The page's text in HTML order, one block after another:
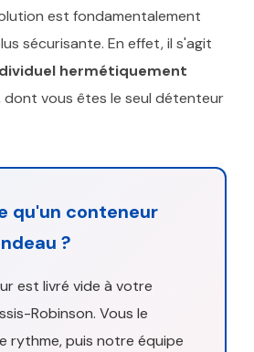
est fondamentalement
sécurisante. En effet, il s'agit
hermétiquement
dont vous êtes le seul détenteur
qu'un conteneur
?
est livré vide à votre
Robinson. Vous le
rythme, puis notre équipe